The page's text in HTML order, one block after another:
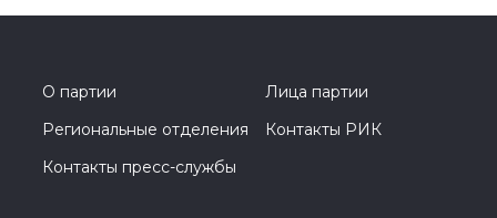
О партии
Лица партии
Региональные отделения
Контакты РИК
Контакты пресс-службы